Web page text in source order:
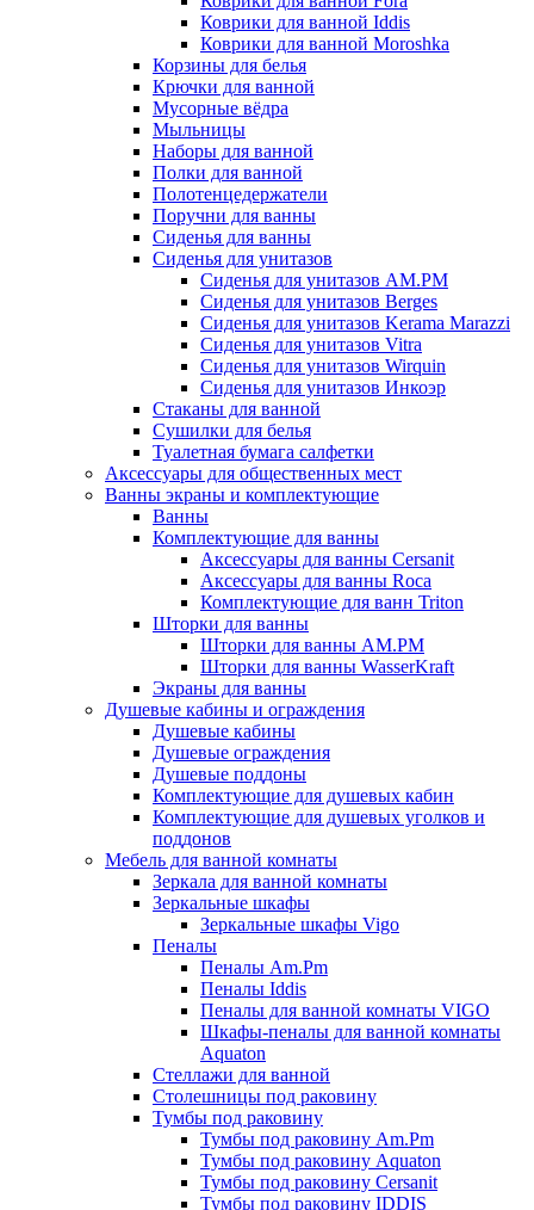
Коврики для ванной Iddis
Коврики для ванной Moroshka
Корзины для белья
Крючки для ванной
Мусорные вёдра
Мыльницы
Наборы для ванной
Полки для ванной
Полотенцедержатели
Поручни для ванны
Сиденья для ванны
Сиденья для унитазов
Сиденья для унитазов AM.PM
Сиденья для унитазов Berges
Сиденья для унитазов Kerama Marazzi
Сиденья для унитазов Vitra
Сиденья для унитазов Wirquin
Сиденья для унитазов Инкоэр
Стаканы для ванной
Сушилки для белья
Туалетная бумага салфетки
Аксессуары для общественных мест
Ванны экраны и комплектующие
Ванны
Комплектующие для ванны
Аксессуары для ванны Cersanit
Аксессуары для ванны Roca
Комплектующие для ванн Triton
Шторки для ванны
Шторки для ванны AM.PM
Шторки для ванны WasserKraft
Экраны для ванны
Душевые кабины и ограждения
Душевые кабины
Душевые ограждения
Душевые поддоны
Комплектующие для душевых кабин
Комплектующие для душевых уголков и
поддонов
Мебель для ванной комнаты
Зеркала для ванной комнаты
Зеркальные шкафы
Зеркальные шкафы Vigo
Пеналы
Пеналы Am.Pm
Пеналы Iddis
Пеналы для ванной комнаты VIGO
Шкафы-пеналы для ванной комнаты
Aquaton
Стеллажи для ванной
Столешницы под раковину
Тумбы под раковину
Тумбы под раковину Am.Pm
Тумбы под раковину Aquaton
Тумбы под раковину Cersanit
Тумбы под раковину IDDIS